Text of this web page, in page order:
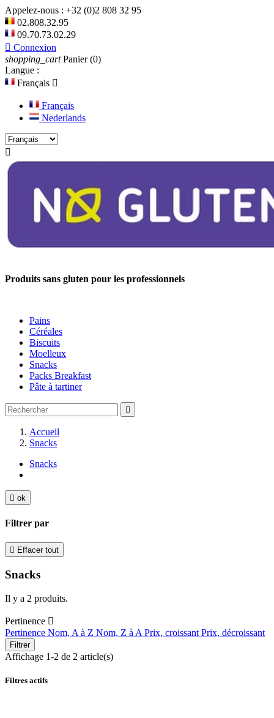
Appelez-nous : +32 (0)2 808 32 95
02.808.32.95
09.70.73.02.29
 Connexion
shopping_cart Panier (0)
Langue :
Français 
Français
Nederlands

Produits sans gluten pour les professionnels
Pains
Céréales
Biscuits
Moelleux
Snacks
Packs Breakfast
Pâte à tartiner

Accueil
Snacks
Snacks
 ok
Filtrer par
 Effacer tout
Snacks
Il y a 2 produits.
Pertinence 
Pertinence Nom, A à Z Nom, Z à A Prix, croissant Prix, décroissant
Filtrer
Affichage 1-2 de 2 article(s)
Filtres actifs